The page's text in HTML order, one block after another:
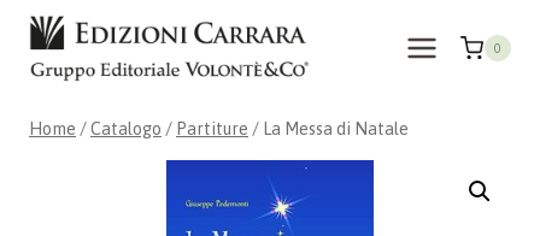
Salta
contenuto
0
Home /Catalogo / Partiture / La Messa di Natale